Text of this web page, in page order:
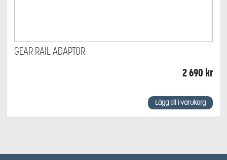
GEAR RAIL ADAPTOR
2 690 kr
Lägg till i varukorg